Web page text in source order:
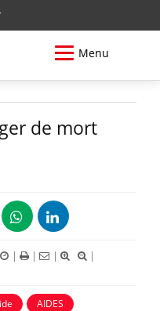
Menu
de mort
| | |
|
AIDES